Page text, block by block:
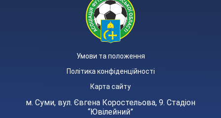
Умови та положення
Політика конфіденційності
Карта сайту
м. Суми, вул. Євгена Коростельова, 9. Стадіон
“Ювілейний”